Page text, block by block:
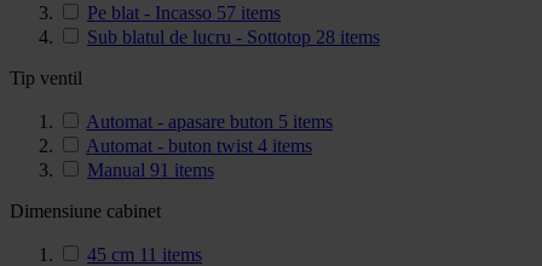
Pe blat - Incasso 57 items
Sub blatul de lucru - Sottotop 28 items
Tip ventil
Automat - apasare buton 5 items
Automat - buton twist 4 items
Manual 91 items
Dimensiune cabinet
45 cm 11 items